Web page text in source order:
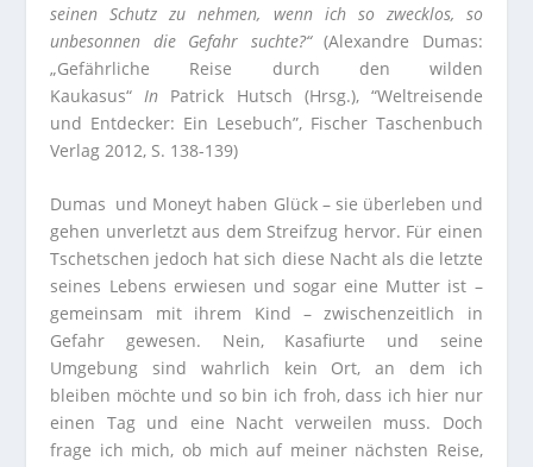
seinen Schutz zu nehmen, wenn ich so zwecklos, so
unbesonnen die Gefahr suchte?“(Alexandre Dumas:
„Gefährliche Reise durch den wilden
Kaukasus“In Patrick Hutsch (Hrsg.), “Weltreisende
und Entdecker: Ein Lesebuch”, Fischer Taschenbuch
Verlag 2012, S. 138-139)
Dumas und Moneyt haben Glück – sie überleben und
gehen unverletzt aus dem Streifzug hervor. Für einen
Tschetschen jedoch hat sich diese Nacht als die letzte
seines Lebens erwiesen und sogar eine Mutter ist –
gemeinsam mit ihrem Kind – zwischenzeitlich in
Gefahr gewesen. Nein, Kasafiurte und seine
Umgebung sind wahrlich kein Ort, an dem ich
bleiben möchte und so bin ich froh, dass ich hier nur
einen Tag und eine Nacht verweilen muss. Doch
frage ich mich, ob mich auf meiner nächsten Reise,